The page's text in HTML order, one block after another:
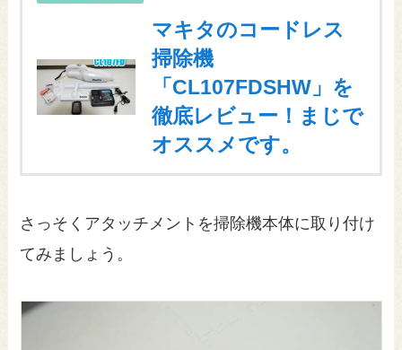
マキタのコードレス
掃除機
「CL107FDSHW」を
徹底レビュー！まじで
オススメです。
さっそくアタッチメントを掃除機本体に取り付け
てみましょう。